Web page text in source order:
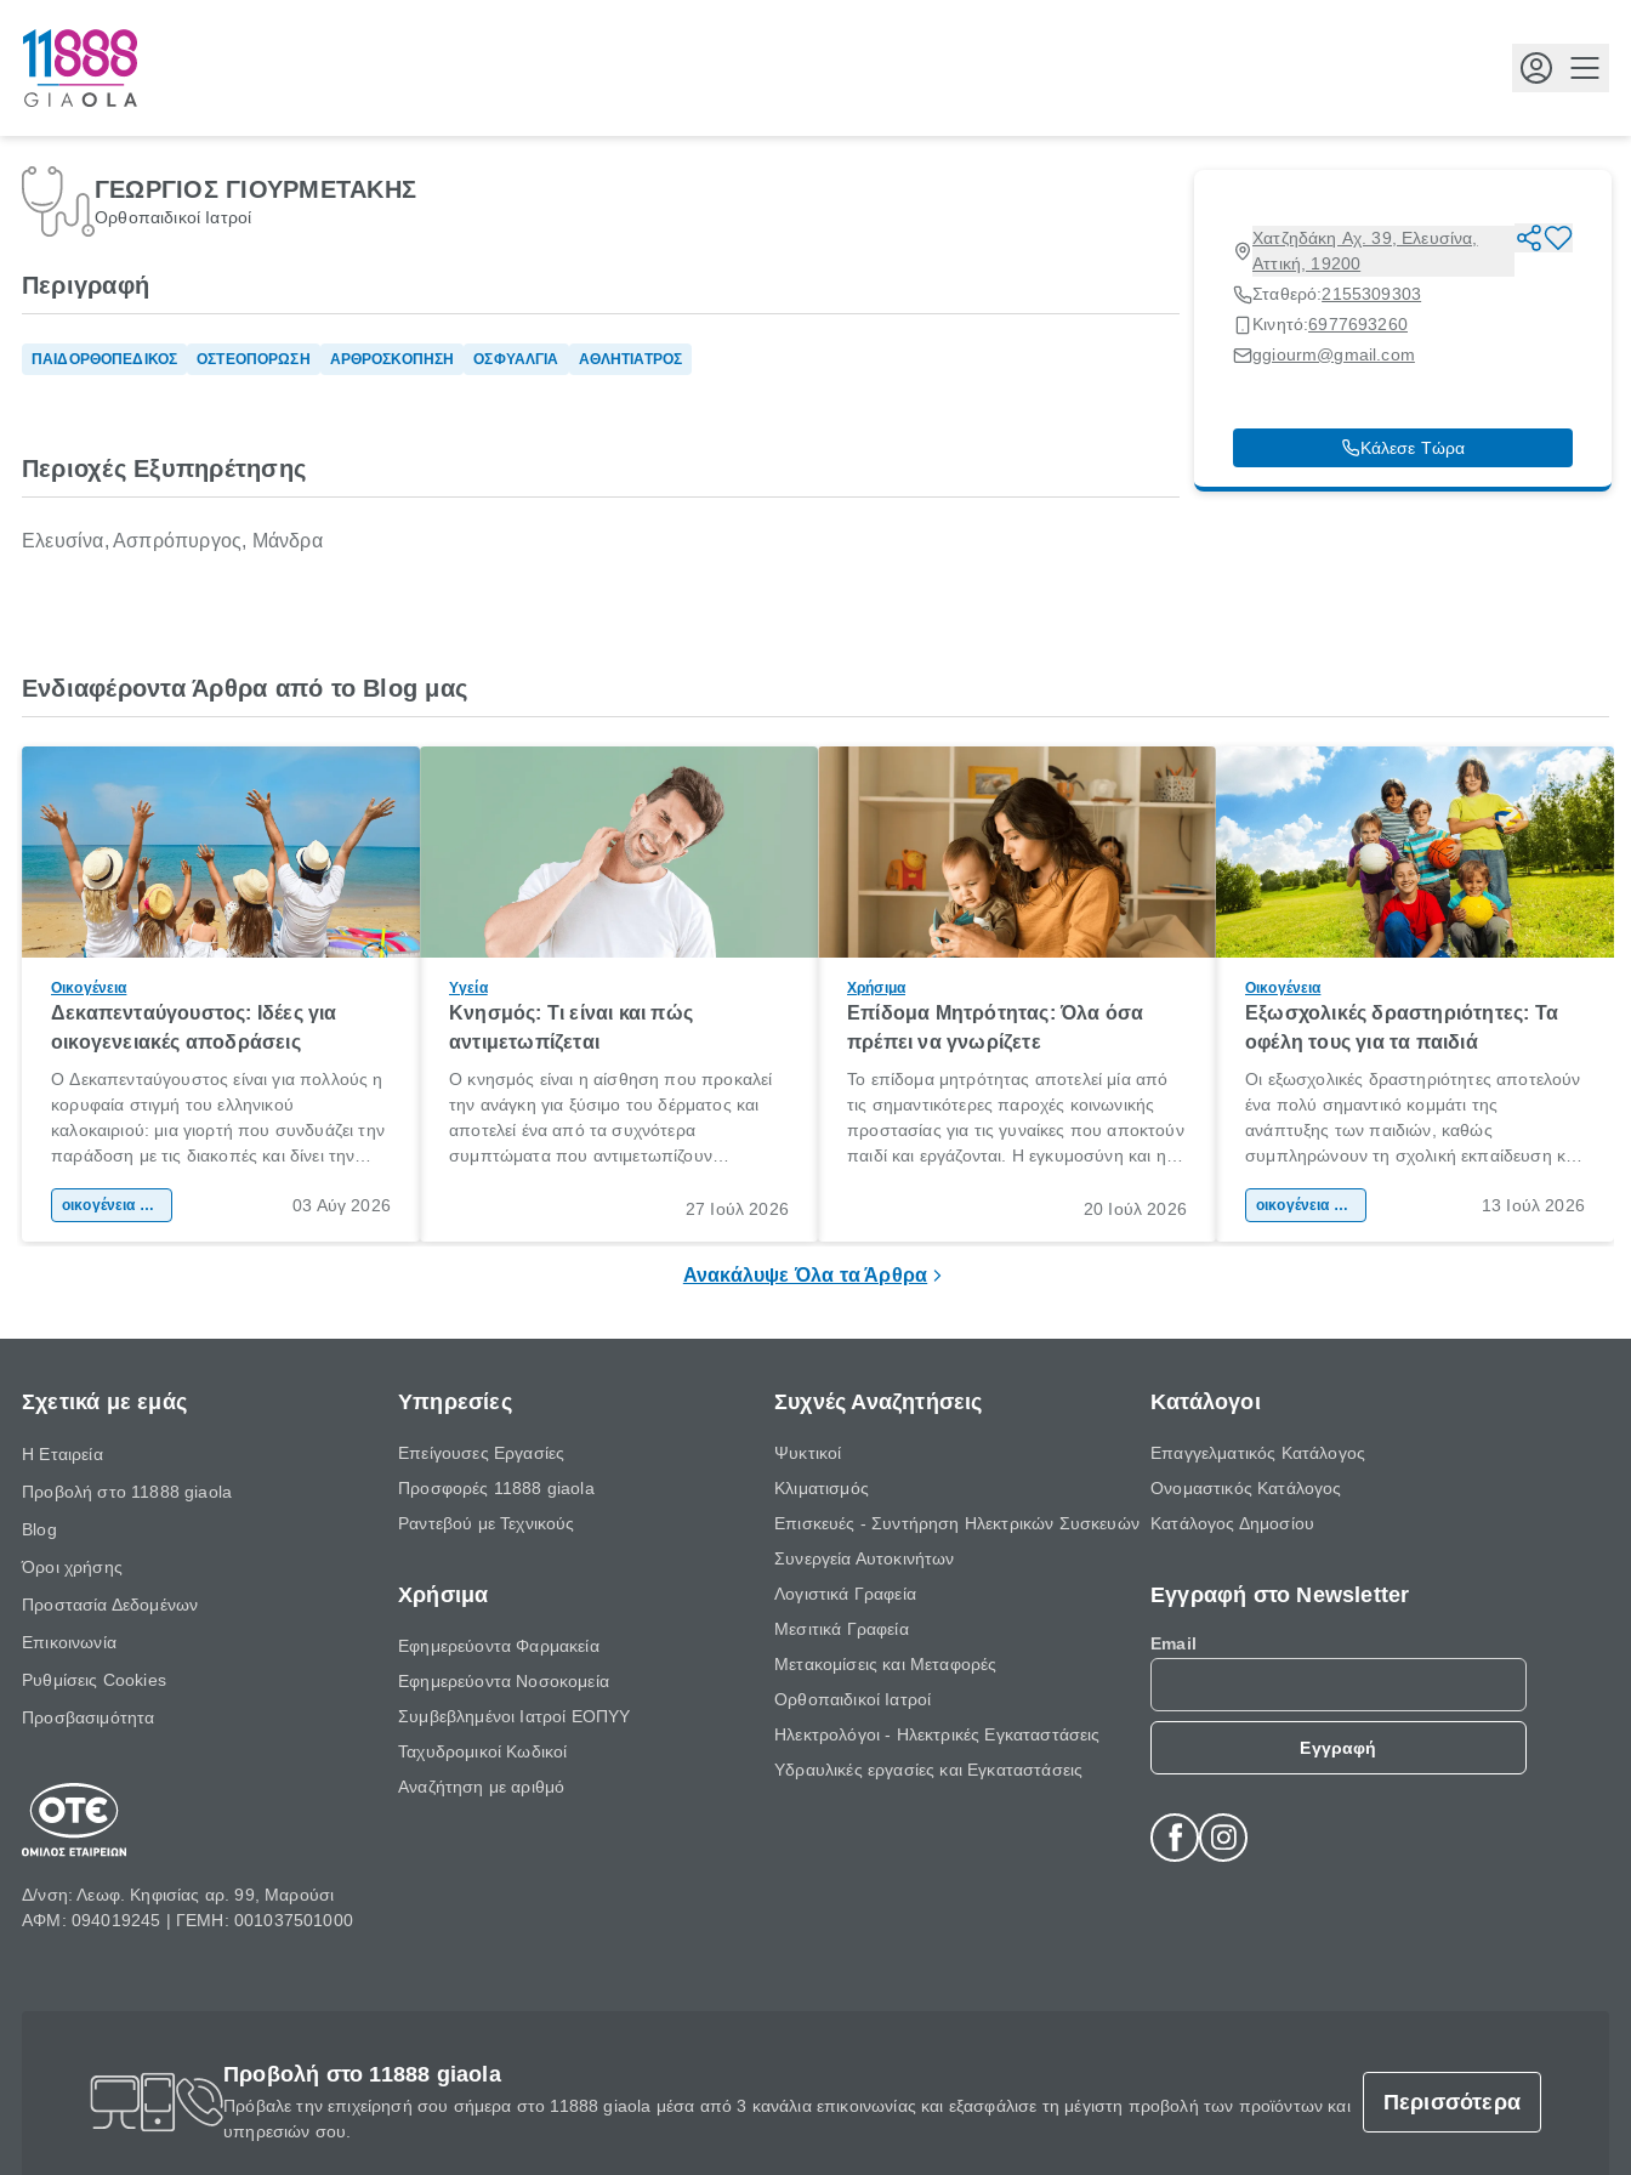
ΓΕΩΡΓΙΟΣ ΓΙΟΥΡΜΕΤΑΚΗΣ
Ορθοπαιδικοί Ιατροί
Χατζηδάκη Αχ. 39, Ελευσίνα,
Αττική, 19200
Σταθερό:2155309303
Κινητό:6977693260
ggiourm@gmail.com
Κάλεσε Τώρα
Περιγραφή
ΠΑΙΔΟΡΘΟΠΕΔΙΚΟΣ ΟΣΤΕΟΠΟΡΩΣΗ ΑΡΘΡΟΣΚΟΠΗΣΗ ΟΣΦΥΑΛΓΙΑ ΑΘΛΗΤΙΑΤΡΟΣ
Περιοχές Εξυπηρέτησης
Ελευσίνα, Ασπρόπυργος, Μάνδρα
Ενδιαφέροντα Άρθρα από το Blog μας
Οικογένεια
Δεκαπενταύγουστος: Ιδέες για
οικογενειακές αποδράσεις
Ο Δεκαπενταύγουστος είναι για πολλούς η
κορυφαία στιγμή του ελληνικού
καλοκαιριού: μια γιορτή που συνδυάζει την
παράδοση με τις διακοπές και δίνει την
χώρας. Είτε πρόκειται για λίγες μέρες
οικογένεια & παιδί 03 Αύγ 2026
Υγεία
Κνησμός: Τι είναι και πώς
αντιμετωπίζεται
Ο κνησμός είναι η αίσθηση που προκαλεί
την ανάγκη για ξύσιμο του δέρματος και
αποτελεί ένα από τα συχνότερα
συμπτώματα που αντιμετωπίζουν
πληροφορίες για το «κνησμός τι είναι»,
27 Ιούλ 2026
Χρήσιμα
Επίδομα Μητρότητας: Όλα όσα
πρέπει να γνωρίζετε
Το επίδομα μητρότητας αποτελεί μία από
τις σημαντικότερες παροχές κοινωνικής
προστασίας για τις γυναίκες που αποκτούν
παιδί και εργάζονται. Η εγκυμοσύνη και η
σημαντική περίοδος στη ζωή κάθε20 Ιούλ 2026
Οικογένεια
Εξωσχολικές δραστηριότητες: Τα
οφέλη τους για τα παιδιά
Οι εξωσχολικές δραστηριότητες αποτελούν
ένα πολύ σημαντικό κομμάτι της
ανάπτυξης των παιδιών, καθώς
συμπληρώνουν τη σχολική εκπαίδευση και
της προσωπικότητας, της κοινωνικότητας
οικογένεια & παιδί 13 Ιούλ 2026
Ανακάλυψε Όλα τα Άρθρα
Σχετικά με εμάς
Η Εταιρεία
Προβολή στο 11888 giaola
Blog
Όροι χρήσης
Προστασία Δεδομένων
Επικοινωνία
Ρυθμίσεις Cookies
Προσβασιμότητα
Δ/νση: Λεωφ. Κηφισίας αρ. 99, Μαρούσι
ΑΦΜ: 094019245 | ΓΕΜΗ: 001037501000
Υπηρεσίες
Επείγουσες Εργασίες
Προσφορές 11888 giaola
Ραντεβού με Τεχνικούς
Χρήσιμα
Εφημερεύοντα Φαρμακεία
Εφημερεύοντα Νοσοκομεία
Συμβεβλημένοι Ιατροί ΕΟΠΥΥ
Ταχυδρομικοί Κωδικοί
Αναζήτηση με αριθμό
Συχνές Αναζητήσεις
Ψυκτικοί
Κλιματισμός
Επισκευές - Συντήρηση Ηλεκτρικών Συσκευών
Συνεργεία Αυτοκινήτων
Λογιστικά Γραφεία
Μεσιτικά Γραφεία
Μετακομίσεις και Μεταφορές
Ορθοπαιδικοί Ιατροί
Ηλεκτρολόγοι - Ηλεκτρικές Εγκαταστάσεις
Υδραυλικές εργασίες και Εγκαταστάσεις
Κατάλογοι
Επαγγελματικός Κατάλογος
Ονομαστικός Κατάλογος
Κατάλογος Δημοσίου
Εγγραφή στο Newsletter
Email
Εγγραφή
Προβολή στο 11888 giaola
Πρόβαλε την επιχείρησή σου σήμερα στο 11888 giaola μέσα από 3 κανάλια επικοινωνίας και εξασφάλισε τη μέγιστη προβολή των προϊόντων και
υπηρεσιών σου.
Περισσότερα